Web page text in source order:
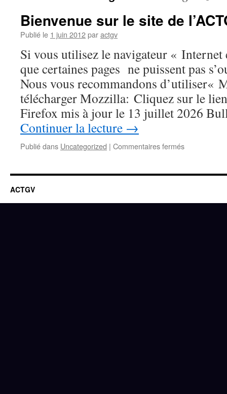
Bienvenue sur le site de
Publié le 1 juin 2012paractgv
Si vous utilisez le navigateur «
que certaines pages ne puissent pas
Nous vous recommandons d’utiliser«
télécharger Mozzilla: Cliquez sur le
Firefox mis à jour le 13 juillet 2026
Continuer la lecture →
Publié dans Uncategorized | Commentaires ferméssur
le
l’ACTGV
ACTGV